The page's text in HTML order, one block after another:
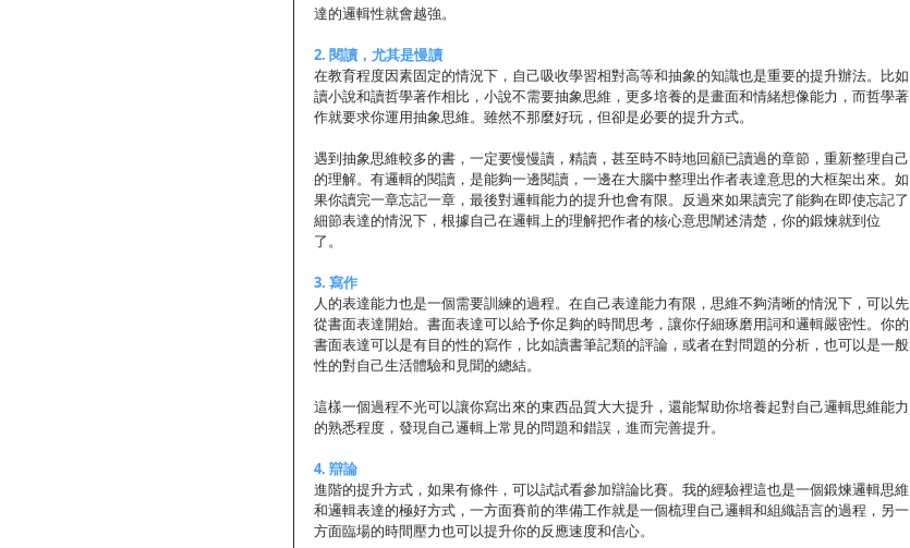
達的邏輯性就會越強。
2. 閱讀，尤其是慢讀
在教育程度因素固定的情況下，自己吸收學習相對高等和抽象的知識也是重要的提升辦法。比如
讀小說和讀哲學著作相比，小說不需要抽象思維，更多培養的是畫面和情緒想像能力，而哲學著
作就要求你運用抽象思維。雖然不那麼好玩，但卻是必要的提升方式。
遇到抽象思維較多的書，一定要慢慢讀，精讀，甚至時不時地回顧已讀過的章節，重新整理自己
的理解。有邏輯的閱讀，是能夠一邊閱讀，一邊在大腦中整理出作者表達意思的大框架出來。如
果你讀完一章忘記一章，最後對邏輯能力的提升也會有限。反過來如果讀完了能夠在即使忘記了
細節表達的情況下，根據自己在邏輯上的理解把作者的核心意思闡述清楚，你的鍛煉就到位
了。
3. 寫作
人的表達能力也是一個需要訓練的過程。在自己表達能力有限，思維不夠清晰的情況下，可以先
從書面表達開始。書面表達可以給予你足夠的時間思考，讓你仔細琢磨用詞和邏輯嚴密性。你的
書面表達可以是有目的性的寫作，比如讀書筆記類的評論，或者在對問題的分析，也可以是一般
性的對自己生活體驗和見聞的總結。
這樣一個過程不光可以讓你寫出來的東西品質大大提升，還能幫助你培養起對自己邏輯思維能力
的熟悉程度，發現自己邏輯上常見的問題和錯誤，進而完善提升。
4. 辯論
進階的提升方式，如果有條件，可以試試看參加辯論比賽。我的經驗裡這也是一個鍛煉邏輯思維
和邏輯表達的極好方式，一方面賽前的準備工作就是一個梳理自己邏輯和組織語言的過程，另一
方面臨場的時間壓力也可以提升你的反應速度和信心。